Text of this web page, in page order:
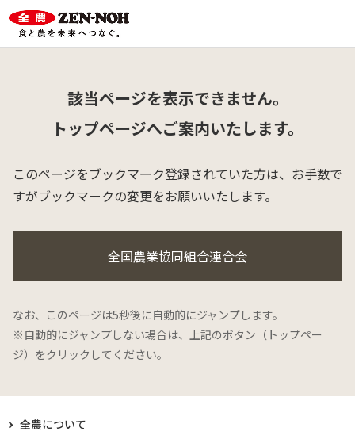
該当ページを表示できません。
トップページへご案内いたします。
このページをブックマーク登録されていた方は、 お手数で
すがブックマークの変更をお願いいたします。
全国農業協同組合連合会
なお、このページは5秒後に自動的にジャンプします。
※自動的にジャンプしない場合は、上記のボタン（トップペー
ジ）をクリックしてください。
全農について